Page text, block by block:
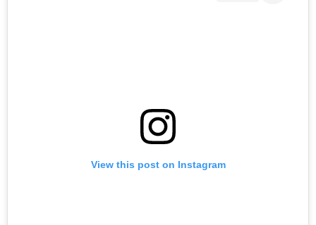
View this post on Instagram